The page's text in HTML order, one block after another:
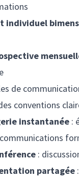
individuel
de
conventions
instantanée :
:
partagée